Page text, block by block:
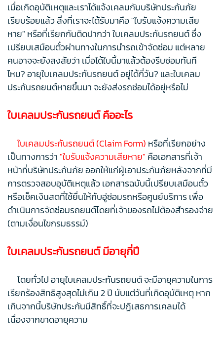
เมื่อเกิดอุบัติเหตุและเราได้แจ้งเคลมกับบริษัทประกันภัย
เรียบร้อยแล้ว สิ่งที่เราจะได้รับมาคือ "ใบรับแจ้งความเสีย
หาย" หรือที่เรียกกันติดปากว่า ใบเคลมประกันรถยนต์ ซึ่ง
เปรียบเสมือนตั๋วผ่านทางในการนำรถเข้าจัดซ่อม แต่หลาย
คนอาจจะยังสงสัยว่า เมื่อได้ใบนี้มาแล้วต้องรีบซ่อมทันที
ไหม? อายุใบเคลมประกันรถยนต์ อยู่ได้กี่วัน? และใบเคลม
ประกันรถยนต์หายขึ้นมา จะยังส่งรถซ่อมได้อยู่หรือไม่
ใบเคลมประกันรถยนต์ คืออะไร
ใบเคลมประกันรถยนต์ (Claim Form) หรือที่เรียกอย่าง
เป็นทางการว่า"ใบรับแจ้งความเสียหาย" คือเอกสารที่เจ้า
หน้าที่บริษัทประกันภัย ออกให้แก่ผู้เอาประกันภัยหลังจากที่มี
การตรวจสอบอุบัติเหตุแล้ว เอกสารฉบับนี้เปรียบเสมือนตั๋ว
หรือเช็คเงินสดที่ใช้ยื่นให้กับอู่ซ่อมรถหรือศูนย์บริการ เพื่อ
ดำเนินการจัดซ่อมรถยนต์โดยที่เจ้าของรถไม่ต้องสำรองจ่าย
(ตามเงื่อนไขกรมธรรม์)
ใบเคลมประกันรถยนต์ มีอายุกี่ปี
โดยทั่วไป อายุใบเคลมประกันรถยนต์ จะมีอายุความในการ
เรียกร้องสิทธิสูงสุดไม่เกิน 2 ปี นับแต่วันที่เกิดอุบัติเหตุ หาก
เกินจากนี้บริษัทประกันมีสิทธิ์ที่จะปฏิเสธการเคลมได้
เนื่องจากขาดอายุความ